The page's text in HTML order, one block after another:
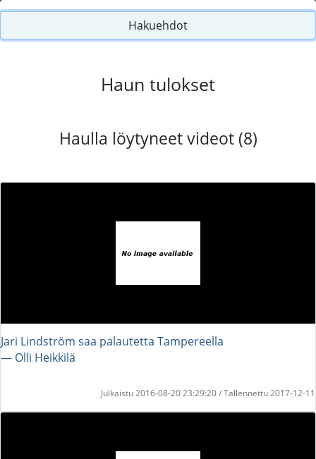
Hakuehdot
Haun tulokset
Haulla löytyneet videot (8)
Jari Lindström saa palautetta Tampereella
― Olli Heikkilä
Julkaistu 2016-08-20 23:29:20 / Tallennettu 2017-12-11